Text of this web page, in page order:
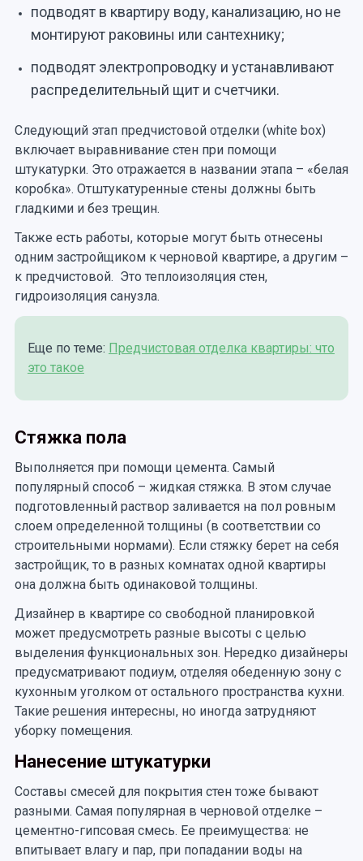
подводят в квартиру воду, канализацию, но не
монтируют раковины или сантехнику;
подводят электропроводку и устанавливают
распределительный щит и счетчики.
Следующий этап предчистовой отделки (white box)
включает выравнивание стен при помощи
штукатурки. Это отражается в названии этапа – «белая
коробка». Отштукатуренные стены должны быть
гладкими и без трещин.
Также есть работы, которые могут быть отнесены
одним застройщиком к черновой квартире, а другим –
к предчистовой. Это теплоизоляция стен,
гидроизоляция санузла.
Еще по теме: Предчистовая отделка квартиры: что
это такое
Стяжка пола
Выполняется при помощи цемента. Самый
популярный способ – жидкая стяжка. В этом случае
подготовленный раствор заливается на пол ровным
слоем определенной толщины (в соответствии со
строительными нормами). Если стяжку берет на себя
застройщик, то в разных комнатах одной квартиры
она должна быть одинаковой толщины.
Дизайнер в квартире со свободной планировкой
может предусмотреть разные высоты с целью
выделения функциональных зон. Нередко дизайнеры
предусматривают подиум, отделяя обеденную зону с
кухонным уголком от остального пространства кухни.
Такие решения интересны, но иногда затрудняют
уборку помещения.
Нанесение штукатурки
Составы смесей для покрытия стен тоже бывают
разными. Самая популярная в черновой отделке –
цементно-гипсовая смесь. Ее преимущества: не
впитывает влагу и пар, при попадании воды на